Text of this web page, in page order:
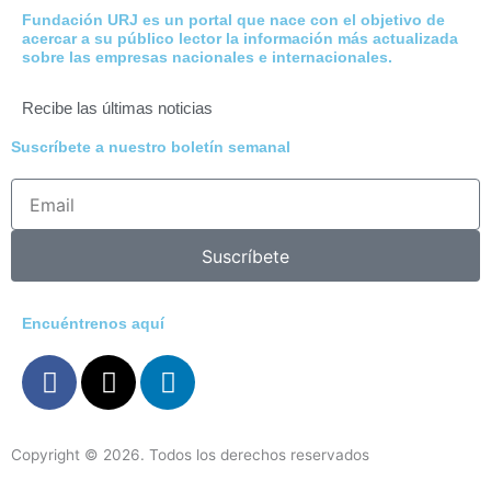
Fundación URJ es un portal que nace con el objetivo de
acercar a su público lector la información más actualizada
sobre las empresas nacionales e internacionales.
Recibe las últimas noticias
Suscríbete a nuestro boletín semanal
Address
Suscríbete
Encuéntrenos aquí
F
a
e
X
-
w
L
i
k
Copyright © 2026. Todos los derechos reservados